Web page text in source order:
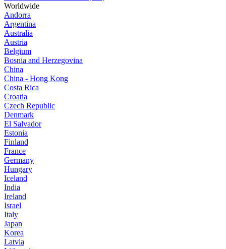
Worldwide
Andorra
Argentina
Australia
Austria
Belgium
Bosnia and Herzegovina
China
China - Hong Kong
Costa Rica
Croatia
Czech Republic
Denmark
El Salvador
Estonia
Finland
France
Germany
Hungary
Iceland
India
Ireland
Israel
Italy
Japan
Korea
Latvia